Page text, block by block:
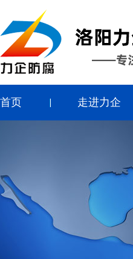
首页 走进力企